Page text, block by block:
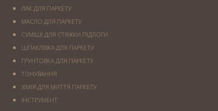
ЛАК ДЛЯ ПАРКЕТУ
МАСЛО ДЛЯ ПАРКЕТУ
СУМІШІ ДЛЯ СТЯЖКИ ПІДЛОГИ
ШПАКЛІВКА ДЛЯ ПАРКЕТУ
ГРУНТОВКА ДЛЯ ПАРКЕТУ
ТОНУВАННЯ
ХІМІЯ ДЛЯ МИТТЯ ПАРКЕТУ
IНСТРУМЕНТ